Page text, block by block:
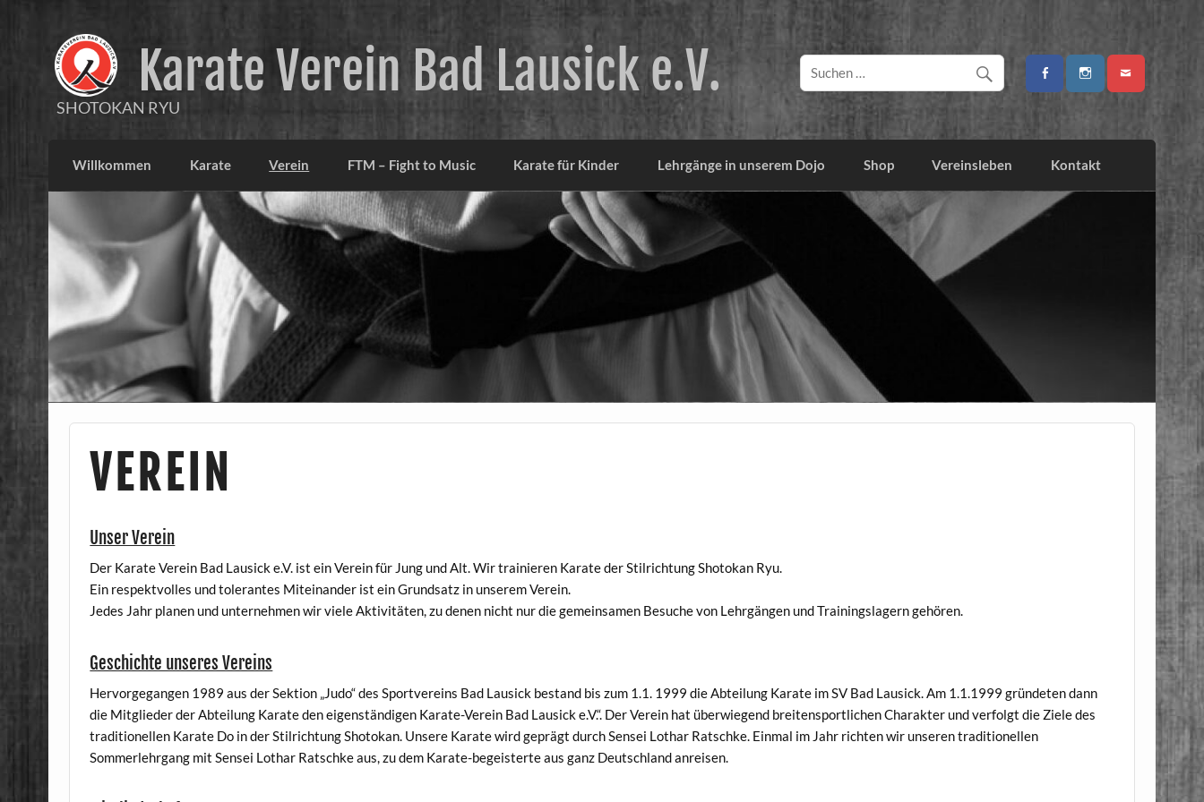
Karate Verein Bad Lausick e.V.
SHOTOKAN RYU
Willkommen Karate Verein FTM – Fight to Music Karate für Kinder Lehrgänge in unserem Dojo Shop Vereinsleben Kontakt
VEREIN
Unser Verein
Der Karate Verein Bad Lausick e.V. ist ein Verein für Jung und Alt. Wir trainieren Karate der Stilrichtung Shotokan Ryu.
Ein respektvolles und tolerantes Miteinander ist ein Grundsatz in unserem Verein.
Jedes Jahr planen und unternehmen wir viele Aktivitäten, zu denen nicht nur die gemeinsamen Besuche von Lehrgängen und Trainingslagern gehören.
Geschichte unseres Vereins
Hervorgegangen 1989 aus der Sektion „Judo“ des Sportvereins Bad Lausick bestand bis zum 1.1. 1999 die Abteilung Karate im SV Bad Lausick. Am 1.1.1999 gründeten dann
die Mitglieder der Abteilung Karate den eigenständigen Karate-Verein Bad Lausick e.V.“. Der Verein hat überwiegend breitensportlichen Charakter und verfolgt die Ziele des
traditionellen Karate Do in der Stilrichtung Shotokan. Unsere Karate wird geprägt durch Sensei Lothar Ratschke. Einmal im Jahr richten wir unseren traditionellen
Sommerlehrgang mit Sensei Lothar Ratschke aus, zu dem Karate-begeisterte aus ganz Deutschland anreisen.